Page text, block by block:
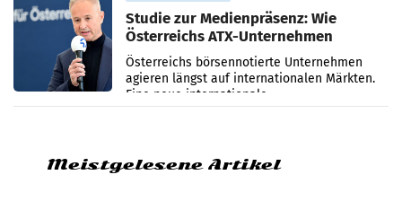
Studie zur Medienpräsenz: Wie
Österreichs ATX-Unternehmen
international wahrgenommen
werden
Österreichs börsennotierte Unternehmen
agieren längst auf internationalen Märkten.
Eine neue internationale
Medienresonanzanalyse untersucht die
Meistgelesene Artikel